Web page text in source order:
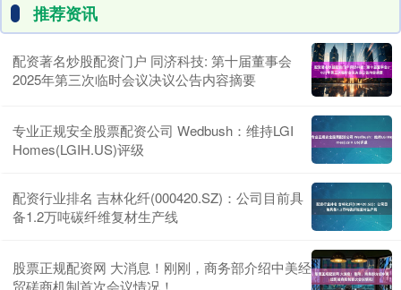
推荐资讯
配资著名炒股配资门户 同济科技: 第十届董事会
2025年第三次临时会议决议公告内容摘要
专业正规安全股票配资公司 Wedbush：维持LGI
Homes(LGIH.US)评级
配资行业排名 吉林化纤(000420.SZ)：公司目前具
备1.2万吨碳纤维复材生产线
股票正规配资网 大消息！刚刚，商务部介绍中美经
贸磋商机制首次会议情况！